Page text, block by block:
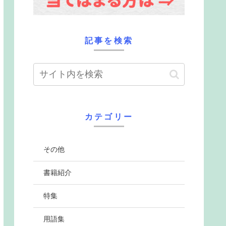
記事を検索
カテゴリー
その他
書籍紹介
特集
用語集